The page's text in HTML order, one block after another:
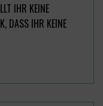
IHR KEINE
DASS IHR KEINE